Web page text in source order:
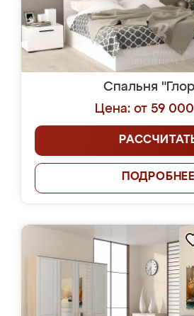
Спальня
Цена: от 59
ПОДРОБНЕЕ